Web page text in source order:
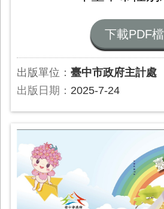
下載PDF檔
出版單位： 臺中市政府主計處
出版日期： 2025-7-24